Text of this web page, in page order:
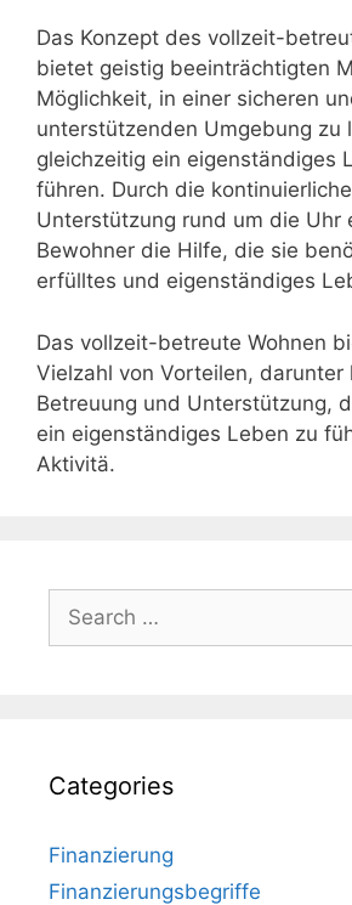
Das Konzept des vollzeit-
bietet geistig beeinträchtigten
Möglichkeit, in einer sicheren
unterstützenden Umgebung zu
gleichzeitig ein eigenständiges
führen. Durch die
Unterstützung rund um die Uhr
Bewohner die Hilfe, die sie
erfülltes und eigenständiges
Das vollzeit-betreute Wohnen
Vielzahl von Vorteilen, darunter
Betreuung und Unterstützung,
ein eigenständiges Leben zu
Aktivitä.
for:
Categories
Finanzierung
Finanzierungsbegriffe